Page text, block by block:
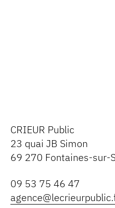
CRIEUR Public
23 quai JB Simon
69 270 Fontaines-sur-
09 53 75 46 47